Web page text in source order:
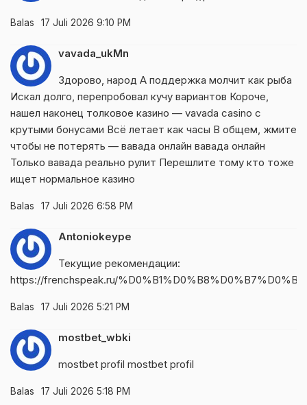
Balas 17 Juli 2026 9:10 PM
vavada_ukMn
Здорово, народ А поддержка молчит как рыба
Искал долго, перепробовал кучу вариантов Короче,
нашел наконец толковое казино — vavada casino с
крутыми бонусами Всё летает как часы В общем, жмите
чтобы не потерять — вавада онлайн вавада онлайн
Только вавада реально рулит Перешлите тому кто тоже
ищет нормальное казино
Balas 17 Juli 2026 6:58 PM
Antoniokeype
Текущие рекомендации:
https://frenchspeak.ru/
Balas 17 Juli 2026 5:21 PM
mostbet_wbki
mostbet profil mostbet profil
Balas 17 Juli 2026 5:18 PM